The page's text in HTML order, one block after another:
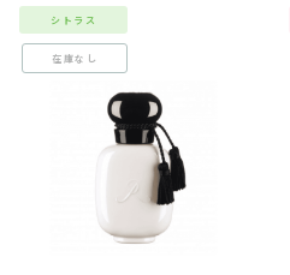
シトラス
在庫なし